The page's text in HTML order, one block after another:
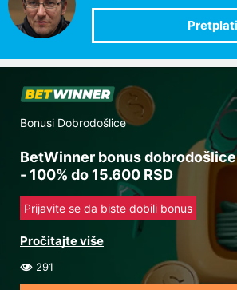
Bonusi Dobrodošlice
BetWinner bonus
- 100% do 15.600 RSD
Prijavite se da biste dobili bonus
291